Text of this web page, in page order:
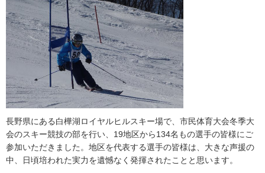
長野県にある白樺湖ロイヤルヒルスキー場で、市民体育大会冬季大
会のスキー競技の部を行い、19地区から134名もの選手の皆様にご
参加いただきました。地区を代表する選手の皆様は、大きな声援の
中、日頃培われた実力を遺憾なく発揮されたことと思います。